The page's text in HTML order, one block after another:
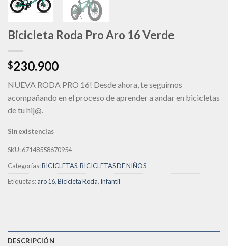
Bicicleta Roda Pro Aro 16 Verde
$230.900
NUEVA RODA PRO 16! Desde ahora, te seguimos
acompañando en el proceso de aprender a andar en bicicletas
de tu hij@.
Sin existencias
SKU:67148558670954
Categorías:BICICLETAS,BICICLETAS DE NIÑOS
Etiquetas:aro 16,Bicicleta Roda, Infantil
DESCRIPCIÓN